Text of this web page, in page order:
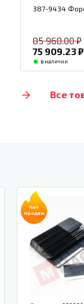
387-9434
85 968.00₽
75 909.23₽
в наличии
Все
Хит
продаж